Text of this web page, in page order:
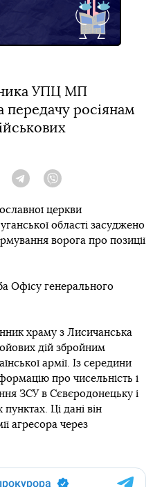
УПЦ МП
передачу росіянам
TelegramViber
церкви
області засуджено
ворога про позиції
Офісу генерального
храму з Лисичанська
дій збройним
армії. Із середини
про чисельність і
ЗСУ в Сєвєродонецьку і
Ці дані він
агресора через